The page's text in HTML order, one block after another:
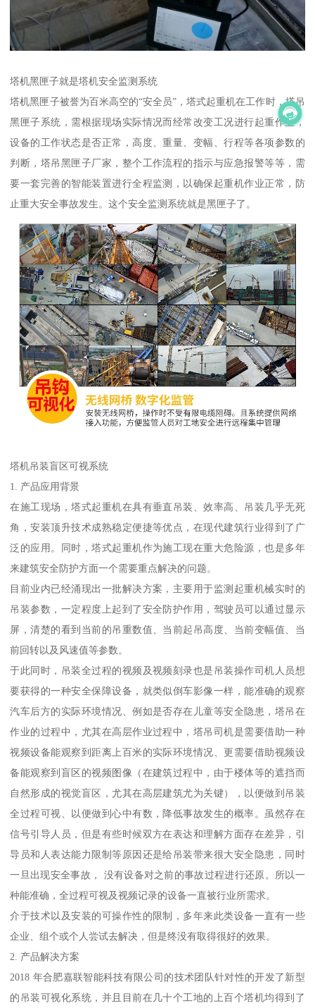
塔机黑匣子就是塔机安全监测系统
塔机黑匣子被誉为百米高空的“安全员”，塔式起重机在工作时，塔吊
黑匣子系统，需根据现场实际情况而经常改变工况进行起重作业，
设备的工作状态是否正常，高度、重量、变幅、行程等各项参数的
判断，塔吊黑匣子厂家，整个工作流程的指示与应急报警等等，需
要一套完善的智能装置进行全程监测，以确保起重机作业正常，防
止重大安全事故发生。这个安全监测系统就是黑匣子了。
塔机吊装盲区可视系统
1. 产品应用背景
在施工现场，塔式起重机在具有垂直吊装、效率高、吊装几乎无死
角，安装顶升技术成熟稳定便捷等优点，在现代建筑行业得到了广
泛的应用。同时，塔式起重机作为施工现在重大危险源，也是多年
来建筑安全防护方面一个需要重点解决的问题。
目前业内已经涌现出一批解决方案，主要用于监测起重机械实时的
吊装参数，一定程度上起到了安全防护作用，驾驶员可以通过显示
屏，清楚的看到当前的吊重数值、当前起吊高度、当前变幅值、当
前回转以及风速值等参数。
于此同时，吊装全过程的视频及视频刻录也是吊装操作司机人员想
要获得的一种安全保障设备，就类似倒车影像一样，能准确的观察
汽车后方的实际环境情况、例如是否存在儿童等安全隐患，塔吊在
作业的过程中，尤其在高层作业过程中，塔吊司机是需要借助一种
视频设备能观察到距离上百米的实际环境情况、更需要借助视频设
备能观察到盲区的视频图像（在建筑过程中，由于楼体等的遮挡而
自然形成的视觉盲区，尤其在高层建筑尤为关键），以便做到吊装
全过程可视、以便做到心中有数，降低事故发生的概率。虽然存在
信号引导人员，但是有些时候双方在表达和理解方面存在差异，引
导员和人表达能力限制等原因还是给吊装带来很大安全隐患，同时
一旦出现安全事故， 没有设备对之前的事故过程进行还原。所以一
种能准确，全过程可视及视频记录的设备一直被行业所需求。
介于技术以及安装的可操作性的限制，多年来此类设备一直有一些
企业、组个或个人尝试去解决，但是终没有取得很好的效果。
2. 产品解决方案
2018 年合肥嘉联智能科技有限公司的技术团队针对性的开发了新型
的吊装可视化系统，并且目前在几十个工地的上百个塔机均得到了